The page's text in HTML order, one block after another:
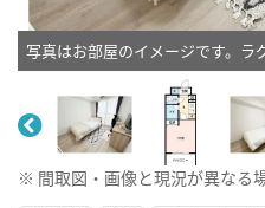
写真はお部屋のイメージです。ラ
※ 間取図・画像と現況が異なる